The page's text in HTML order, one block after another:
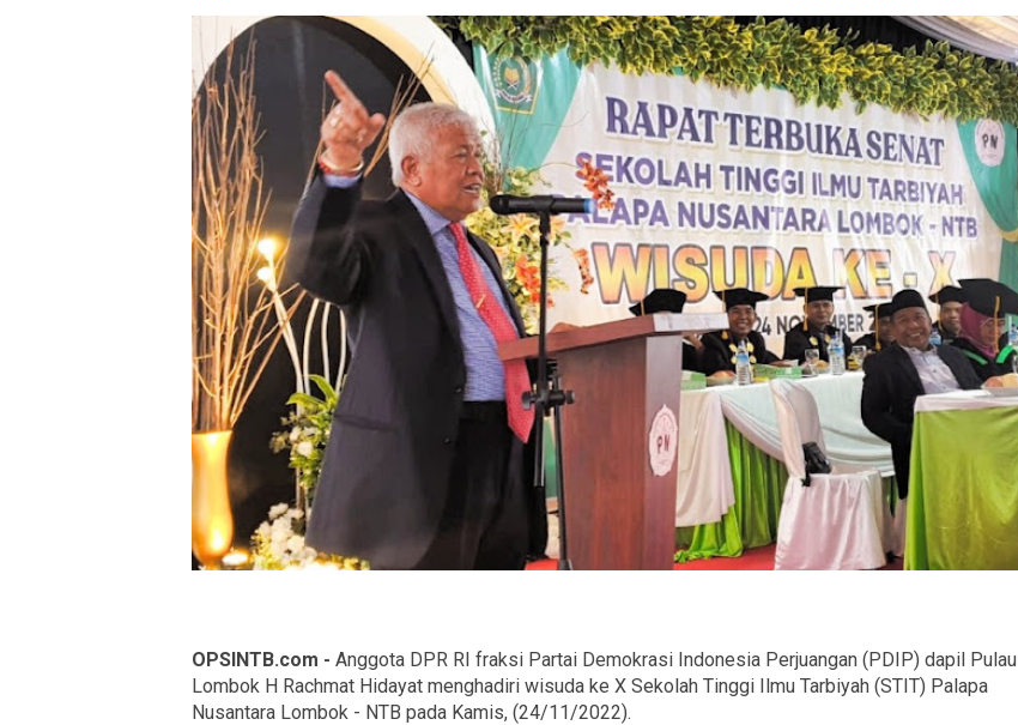
OPSINTB.com - Anggota DPR RI fraksi Partai Demokrasi Indonesia Perjuangan (PDIP) dapil Pulau
Lombok H Rachmat Hidayat menghadiri wisuda ke X Sekolah Tinggi Ilmu Tarbiyah (STIT) Palapa
Nusantara Lombok - NTB pada Kamis, (24/11/2022).